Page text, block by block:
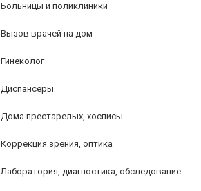
Больницы и поликлиники
Вызов врачей на дом
Гинеколог
Диспансеры
Дома престарелых, хосписы
Коррекция зрения, оптика
Лаборатория, диагностика, обследование